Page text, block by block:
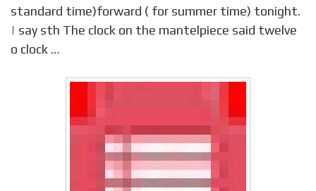
standard time)forward ( for summer time) tonight.
| say sth The clock on the mantelpiece said twelve
o clock …